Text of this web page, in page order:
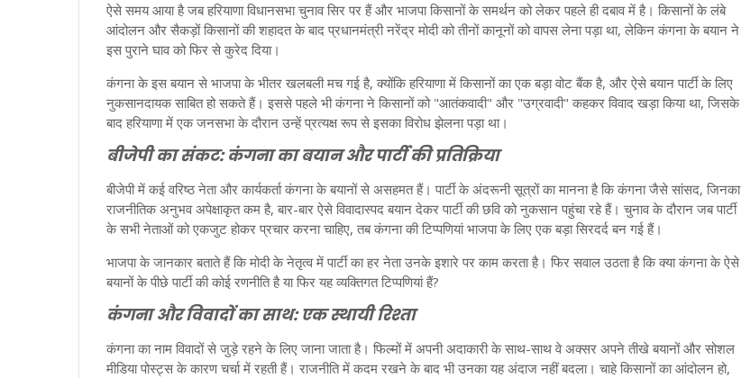
ऐसे समय आया है जब हरियाणा विधानसभा चुनाव सिर पर हैं और भाजपा किसानों के समर्थन को लेकर पहले ही दबाव में है। किसानों के लंबे
आंदोलन और सैकड़ों किसानों की शहादत के बाद प्रधानमंत्री नरेंद्र मोदी को तीनों कानूनों को वापस लेना पड़ा था, लेकिन कंगना के बयान ने
इस पुराने घाव को फिर से कुरेद दिया।
कंगना के इस बयान से भाजपा के भीतर खलबली मच गई है, क्योंकि हरियाणा में किसानों का एक बड़ा वोट बैंक है, और ऐसे बयान पार्टी के लिए
नुकसानदायक साबित हो सकते हैं। इससे पहले भी कंगना ने किसानों को "आतंकवादी" और "उग्रवादी" कहकर विवाद खड़ा किया था, जिसके
बाद हरियाणा में एक जनसभा के दौरान उन्हें प्रत्यक्ष रूप से इसका विरोध झेलना पड़ा था।
बीजेपी का संकट: कंगना का बयान और पार्टी की प्रतिक्रिया
बीजेपी में कई वरिष्ठ नेता और कार्यकर्ता कंगना के बयानों से असहमत हैं। पार्टी के अंदरूनी सूत्रों का मानना है कि कंगना जैसे सांसद, जिनका
राजनीतिक अनुभव अपेक्षाकृत कम है, बार-बार ऐसे विवादास्पद बयान देकर पार्टी की छवि को नुकसान पहुंचा रहे हैं। चुनाव के दौरान जब पार्टी
के सभी नेताओं को एकजुट होकर प्रचार करना चाहिए, तब कंगना की टिप्पणियां भाजपा के लिए एक बड़ा सिरदर्द बन गई हैं।
भाजपा के जानकार बताते हैं कि मोदी के नेतृत्व में पार्टी का हर नेता उनके इशारे पर काम करता है। फिर सवाल उठता है कि क्या कंगना के ऐसे
बयानों के पीछे पार्टी की कोई रणनीति है या फिर यह व्यक्तिगत टिप्पणियां हैं?
कंगना और विवादों का साथ: एक स्थायी रिश्ता
कंगना का नाम विवादों से जुड़े रहने के लिए जाना जाता है। फिल्मों में अपनी अदाकारी के साथ-साथ वे अक्सर अपने तीखे बयानों और सोशल
मीडिया पोस्ट्स के कारण चर्चा में रहती हैं। राजनीति में कदम रखने के बाद भी उनका यह अंदाज नहीं बदला। चाहे किसानों का आंदोलन हो,